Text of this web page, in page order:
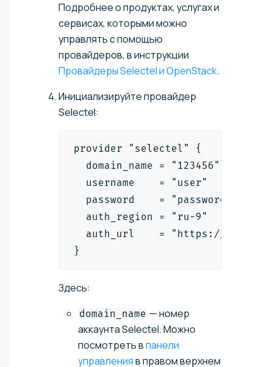
Подробнее о продуктах, услугах и
сервисах, которыми можно
управлять с помощью
провайдеров, в инструкции
Провайдеры Selectel и OpenStack.
Инициализируйте провайдер
Selectel:
provider "selectel" {
  domain_name = "123456"
  username    = "user"
  password    = "password"
  auth_region = "ru-9"
auth_url    = "https://
}
Здесь:
domain_name — номер
аккаунта Selectel. Можно
посмотреть впанели
управленияв правом верхнем